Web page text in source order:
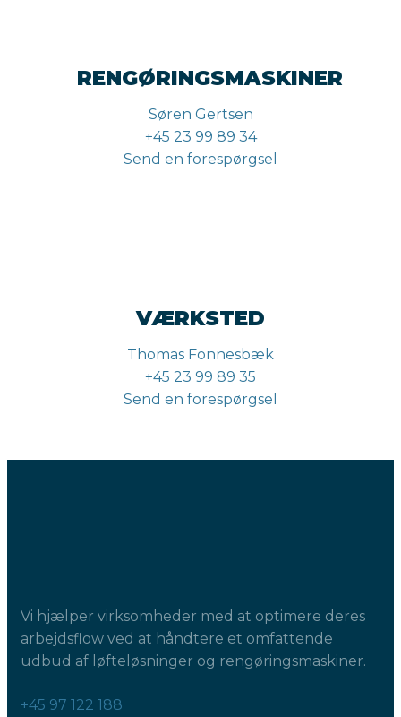
RENGØRINGSMASKINER
Søren Gertsen
+45 23 99 89 34
Send en forespørgsel
VÆRKSTED
Thomas Fonnesbæk
+45 23 99 89 35
Send en forespørgsel
Vi hjælper virksomheder med at optimere deres
arbejdsflow ved at håndtere et omfattende
udbud af løfteløsninger og rengøringsmaskiner.
+45 97 122 188